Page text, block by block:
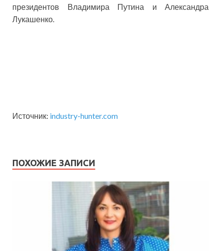
президентов Владимира Путина и Александра
Лукашенко.
Источник: industry-hunter.com
ПОХОЖИЕ ЗАПИСИ